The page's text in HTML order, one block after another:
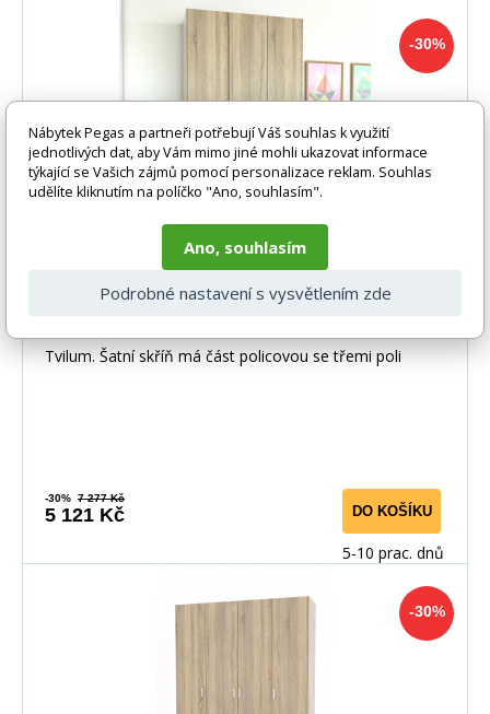
-30%
Šatní skříň SID 3d3s, Dub sonoma
Tvilum. Šatní skříň má část policovou se třemi poli
-30% 7 277 Kč
5 121 Kč DO KOŠÍKU
5-10 prac. dnů
-30%
Nábytek Pegas a partneři potřebují Váš souhlas k využití
jednotlivých dat, aby Vám mimo jiné mohli ukazovat informace
týkající se Vašich zájmů pomocí personalizace reklam. Souhlas
udělíte kliknutím na políčko "Ano, souhlasím".
Ano, souhlasím
Podrobné nastavení s vysvětlením zde